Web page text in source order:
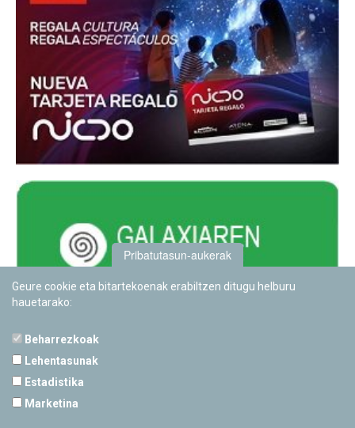
Pribatutasun-aukerak
Geure cookie eta bitartekoenak erabiltzen ditugu helburu
hauetarako:
Beharrezkoak
Lehentasunak
Estadistika
Marketina